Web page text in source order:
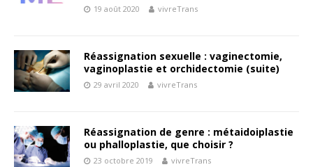
19 août 2020 vivreTrans
Réassignation sexuelle : vaginectomie,
vaginoplastie et orchidectomie (suite)
29 avril 2020 vivreTrans
Réassignation de genre : métaidoiplastie
ou phalloplastie, que choisir ?
23 octobre 2019 vivreTrans